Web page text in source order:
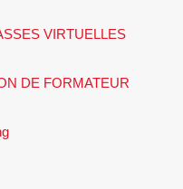
VIRTUELLES
DE FORMATEUR